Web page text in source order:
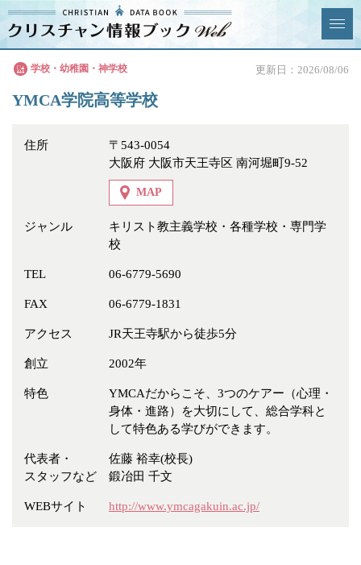
クリスチャン
情報ブックとは
News & Topics
教会
特別集会奉仕者 医療・福祉
冠婚葬祭
教団教派 宿泊・研修施設
お店・企業・その他
フリーワード
学校・幼稚園・神学校 更新日：2026/08/06
YMCA学院高等学校
住所
〒543-0054
大阪府 大阪市天王寺区 南河堀町9-52
MAP
ジャンル
キリスト教主義学校・各種学校・専門学
校
TEL 06-6779-5690
FAX 06-6779-1831
アクセス JR天王寺駅から徒歩5分
創立 2002年
特色
YMCAだからこそ、3つのケアー（心理・
身体・進路）を大切にして、総合学科と
して特色ある学びができます。
代表者・
スタッフなど
佐藤 裕幸(校長)
鍛冶田 千文
WEBサイト http://www.ymcagakuin.ac.jp/